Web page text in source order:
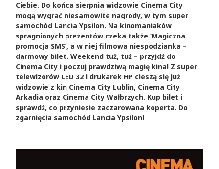
Ciebie. Do końca sierpnia widzowie Cinema City
mogą wygrać niesamowite nagrody, w tym super
samochód Lancia Ypsilon. Na kinomaniaków
spragnionych prezentów czeka także ‘Magiczna
promocja SMS’, a w niej filmowa niespodzianka –
darmowy bilet. Weekend tuż, tuż – przyjdź do
Cinema City i poczuj prawdziwą magię kina! Z super
telewizorów LED 32 i drukarek HP cieszą się już
widzowie z kin Cinema City Lublin, Cinema City
Arkadia oraz Cinema City Wałbrzych. Kup bilet i
sprawdź, co przyniesie zaczarowana koperta. Do
zgarnięcia samochód Lancia Ypsilon!